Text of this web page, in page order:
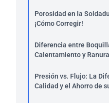
Porosidad en la
¡Cómo Corregir!
Diferencia entre
Calentamiento y
Presión vs. Flujo: La
Calidad y el Ahorro de